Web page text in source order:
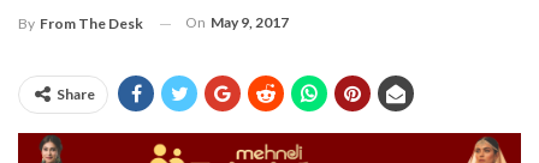
By From The Desk On May 9, 2017
Share